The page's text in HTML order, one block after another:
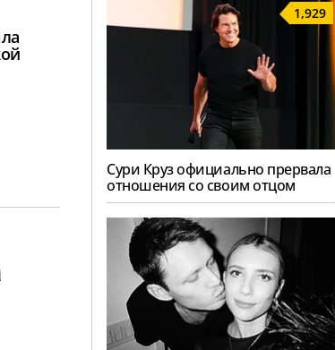
1,929
Сури Круз официально прервала
отношения со своим отцом